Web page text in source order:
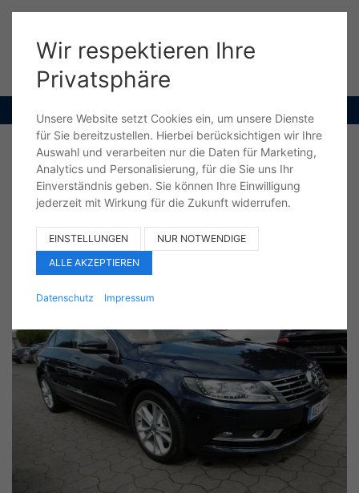
Menü
ZURÜCK DRUCKEN
Tempomat PDC
Gebrauchtwagen Fahrzeug-Nr. FE808921
Wir respektieren Ihre
Privatsphäre
Unsere Website setzt Cookies ein, um unsere Dienste
für Sie bereitzustellen. Hierbei berücksichtigen wir Ihre
Auswahl und verarbeiten nur die Daten für Marketing,
Analytics und Personalisierung, für die Sie uns Ihr
Einverständnis geben. Sie können Ihre Einwilligung
jederzeit mit Wirkung für die Zukunft widerrufen.
EINSTELLUNGEN
NUR NOTWENDIGE
ALLE AKZEPTIEREN
Datenschutz Impressum